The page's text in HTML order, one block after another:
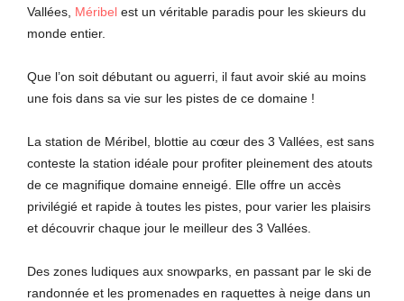
Vallées, Méribel est un véritable paradis pour les skieurs du
monde entier.
Que l’on soit débutant ou aguerri, il faut avoir skié au moins
une fois dans sa vie sur les pistes de ce domaine !
La station de Méribel, blottie au cœur des 3 Vallées, est sans
conteste la station idéale pour profiter pleinement des atouts
de ce magnifique domaine enneigé. Elle offre un accès
privilégié et rapide à toutes les pistes, pour varier les plaisirs
et découvrir chaque jour le meilleur des 3 Vallées.
Des zones ludiques aux snowparks, en passant par le ski de
randonnée et les promenades en raquettes à neige dans un